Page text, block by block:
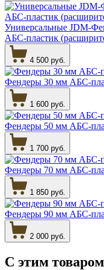
Универсальные JDM-
АБС-пластик
4 500 руб.
Фендеры 30 мм АБС-
1 600 руб.
Фендеры 50 мм АБС-
1 700 руб.
Фендеры 70 мм АБС-
1 850 руб.
Фендеры 90 мм АБС-
2 000 руб.
С этим товаром